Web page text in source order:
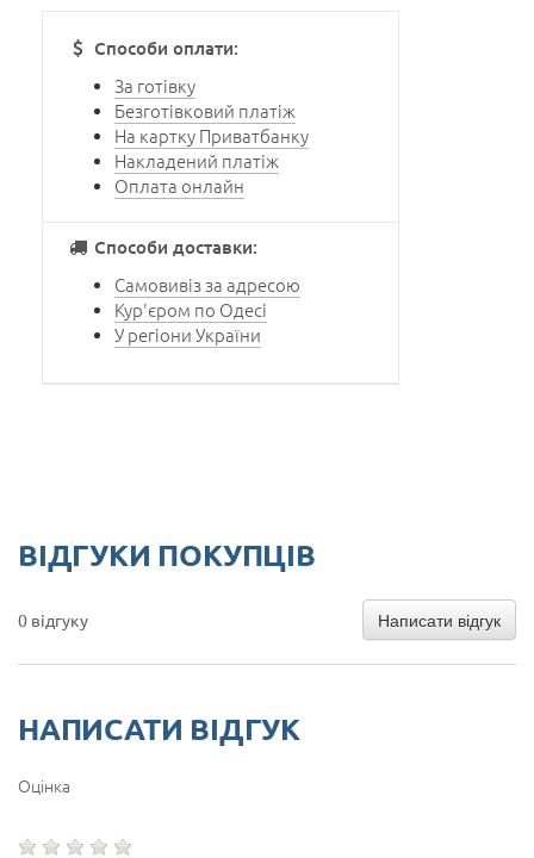
Способи оплати:
За готівку
Безготівковий платіж
На картку Приватбанку
Накладений платіж
Оплата онлайн
Способи доставки:
Самовивіз за адресою
Кур'єром по Одесі
У регіони України
ВІДГУКИ ПОКУПЦІВ
0 відгуку Написати відгук
НАПИСАТИ ВІДГУК
Оцінка